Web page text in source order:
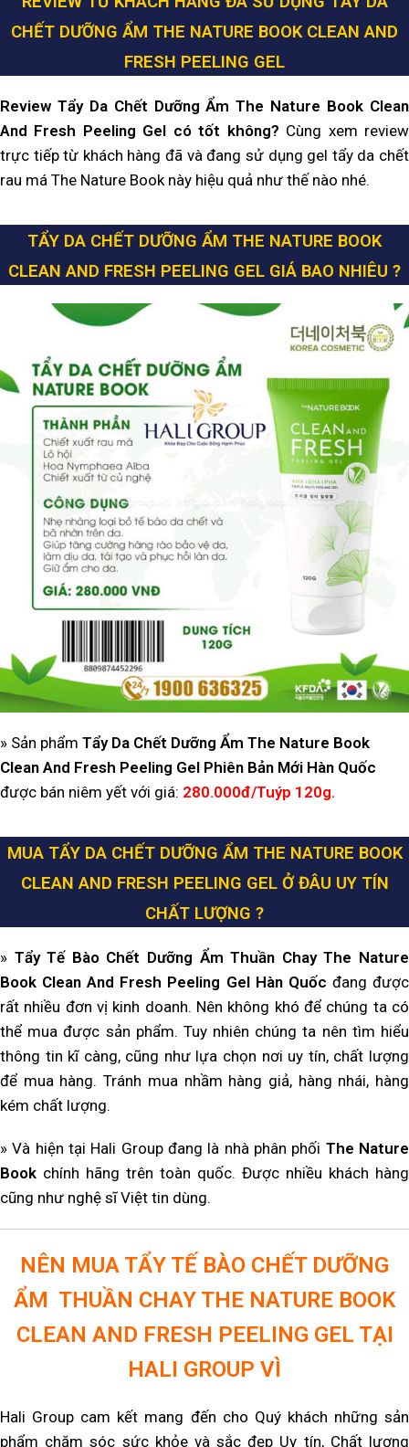
CHẾT DƯỠNG ẨM THE NATURE BOOK CLEAN AND
FRESH PEELING GEL
Review Tẩy Da Chết Dưỡng Ẩm The Nature Book Clean
And Fresh Peeling Gel có tốt không? Cùng xem review
trực tiếp từ khách hàng đã và đang sử dụng gel tẩy da chết
rau má The Nature Book này hiệu quả như thế nào nhé.
TẨY DA CHẾT DƯỠNG ẨM THE NATURE BOOK
CLEAN AND FRESH PEELING GEL GIÁ BAO NHIÊU ?
» Sản phẩm Tẩy Da Chết Dưỡng Ẩm The Nature Book
Clean And Fresh Peeling Gel Phiên Bản Mới Hàn Quốc
được bán niêm yết với giá: 280.000đ/Tuýp 120g.
MUA TẨY DA CHẾT DƯỠNG ẨM THE NATURE BOOK
CLEAN AND FRESH PEELING GEL Ở ĐÂU UY TÍN
CHẤT LƯỢNG ?
» Tẩy Tế Bào Chết Dưỡng Ẩm Thuần Chay The Nature
Book Clean And Fresh Peeling Gel Hàn Quốc đang được
rất nhiều đơn vị kinh doanh. Nên không khó để chúng ta có
thể mua được sản phẩm. Tuy nhiên chúng ta nên tìm hiểu
thông tin kĩ càng, cũng như lựa chọn nơi uy tín, chất lượng
để mua hàng. Tránh mua nhầm hàng giả, hàng nhái, hàng
kém chất lượng.
» Và hiện tại Hali Group đang là nhà phân phối The Nature
Book chính hãng trên toàn quốc. Được nhiều khách hàng
cũng như nghệ sĩ Việt tin dùng.
NÊN MUA TẨY TẾ BÀO CHẾT DƯỠNG
ẨM THUẦN CHAY THE NATURE BOOK
CLEAN AND FRESH PEELING GEL TẠI
HALI GROUP VÌ
Hali Group cam kết mang đến cho Quý khách những sản
phẩm chăm sóc sức khỏe và sắc đẹp Uy tín, Chất lượng